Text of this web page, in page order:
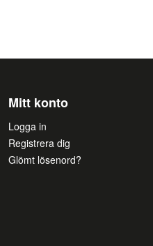
Mitt konto
Logga in
Registrera dig
Glömt lösenord?